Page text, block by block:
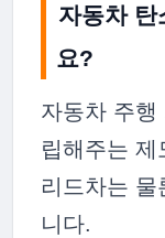
자동차 탄
요?
자동차 주행
립해주는
리드차는
니다.